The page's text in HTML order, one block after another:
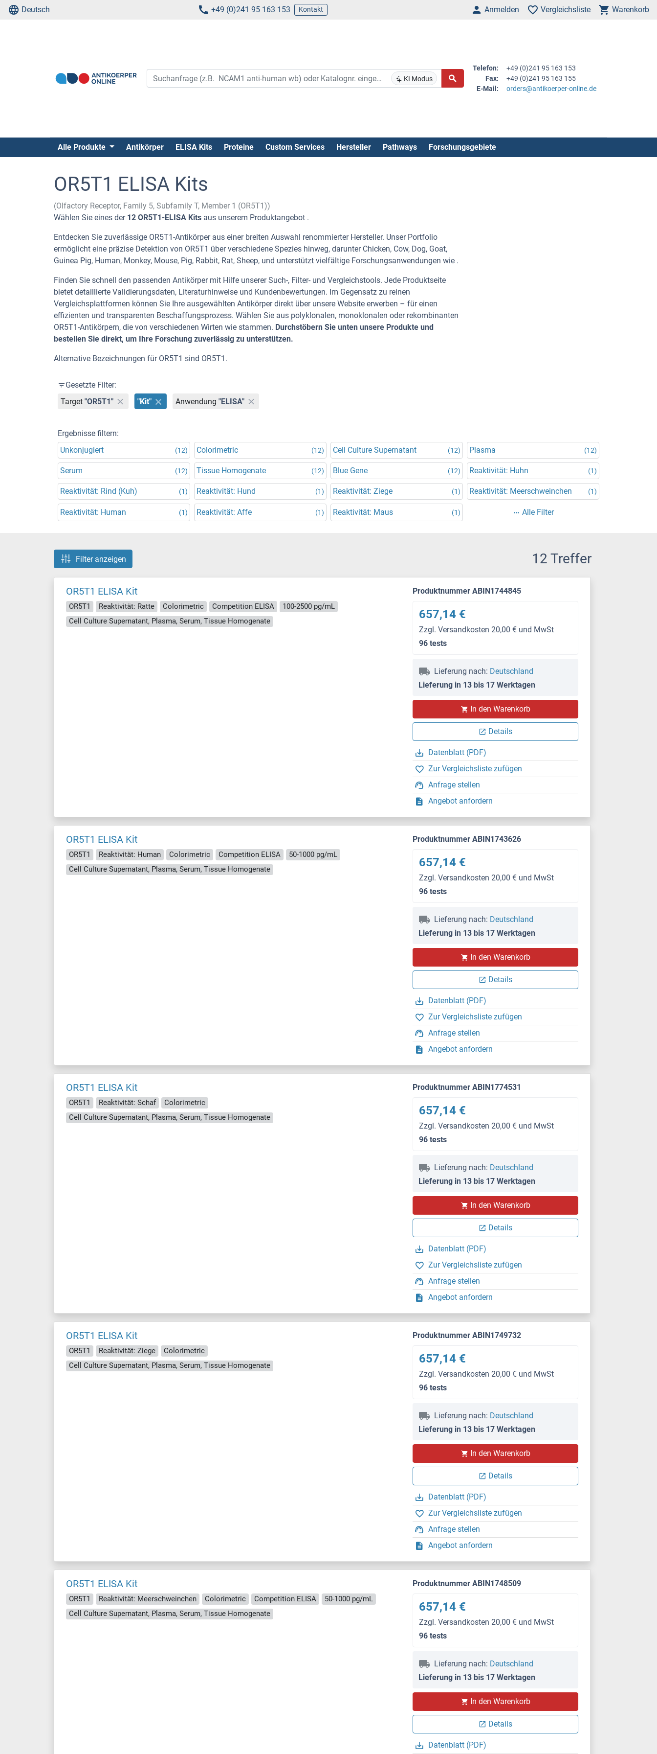
Deutsch +49 (0)241 95 163 153 Kontakt Anmelden Vergleichsliste Warenkorb
KI Modus
Telefon:
+49 (0)241 95 163 153
Fax:
+49 (0)241 95 163 155
E-Mail:
orders@antikoerper-online.de
Alle Produkte Antikörper ELISA Kits Proteine Custom Services Hersteller Pathways Forschungsgebiete
OR5T1 ELISA Kits
(Olfactory Receptor, Family 5, Subfamily T, Member 1 (OR5T1))
Wählen Sie eines der 12 OR5T1-ELISA Kits aus unserem Produktangebot .
Entdecken Sie zuverlässige OR5T1-Antikörper aus einer breiten Auswahl renommierter Hersteller. Unser Portfolio
ermöglicht eine präzise Detektion von OR5T1 über verschiedene Spezies hinweg, darunter Chicken, Cow, Dog, Goat,
Guinea Pig, Human, Monkey, Mouse, Pig, Rabbit, Rat, Sheep, und unterstützt vielfältige Forschungsanwendungen wie .
Finden Sie schnell den passenden Antikörper mit Hilfe unserer Such-, Filter- und Vergleichstools. Jede Produktseite
bietet detaillierte Validierungsdaten, Literaturhinweise und Kundenbewertungen. Im Gegensatz zu reinen
Vergleichsplattformen können Sie Ihre ausgewählten Antikörper direkt über unsere Website erwerben – für einen
effizienten und transparenten Beschaffungsprozess. Wählen Sie aus polyklonalen, monoklonalen oder rekombinanten
OR5T1-Antikörpern, die von verschiedenen Wirten wie stammen. Durchstöbern Sie unten unsere Produkte und
bestellen Sie direkt, um Ihre Forschung zuverlässig zu unterstützen.
Alternative Bezeichnungen für OR5T1 sind OR5T1.
Gesetzte Filter:
Target "OR5T1" "Kit" Anwendung "ELISA"
Ergebnisse filtern:
Unkonjugiert
(12) Colorimetric (12) Cell Culture Supernatant (12) Plasma (12)
Serum (12) Tissue Homogenate (12) Blue Gene (12) Reaktivität: Huhn (1)
Reaktivität: Rind (Kuh) (1) Reaktivität: Hund (1) Reaktivität: Ziege (1) Reaktivität: Meerschweinchen (1)
Reaktivität: Human (1) Reaktivität: Affe (1) Reaktivität: Maus (1) Alle Filter
Filter anzeigen 12 Treffer
OR5T1 ELISA Kit
OR5T1 Reaktivität: Ratte Colorimetric Competition ELISA
100-2500 pg/mL
Cell Culture Supernatant, Plasma, Serum, Tissue Homogenate
Produktnummer ABIN1744845
657,14 €
Zzgl. Versandkosten 20,00 € und MwSt
96 tests
Lieferung nach: Deutschland
Lieferung in 13 bis 17 Werktagen
In den Warenkorb
Details
Datenblatt (PDF)
Zur Vergleichsliste zufügen
Anfrage stellen
Angebot anfordern
OR5T1 ELISA Kit
OR5T1 Reaktivität: Human Colorimetric Competition ELISA
50-1000 pg/mL
Cell Culture Supernatant, Plasma, Serum, Tissue Homogenate
Produktnummer ABIN1743626
657,14 €
Zzgl. Versandkosten 20,00 € und MwSt
96 tests
Lieferung nach: Deutschland
Lieferung in 13 bis 17 Werktagen
In den Warenkorb
Details
Datenblatt (PDF)
Zur Vergleichsliste zufügen
Anfrage stellen
Angebot anfordern
OR5T1 ELISA Kit
OR5T1 Reaktivität: Schaf
Colorimetric
Cell Culture Supernatant, Plasma, Serum, Tissue Homogenate
Produktnummer ABIN1774531
657,14 €
Zzgl. Versandkosten 20,00 € und MwSt
96 tests
Lieferung nach: Deutschland
Lieferung in 13 bis 17 Werktagen
In den Warenkorb
Details
Datenblatt (PDF)
Zur Vergleichsliste zufügen
Anfrage stellen
Angebot anfordern
OR5T1 ELISA Kit
OR5T1 Reaktivität: Ziege
Colorimetric
Cell Culture Supernatant, Plasma, Serum, Tissue Homogenate
Produktnummer ABIN1749732
657,14 €
Zzgl. Versandkosten 20,00 € und MwSt
96 tests
Lieferung nach: Deutschland
Lieferung in 13 bis 17 Werktagen
In den Warenkorb
Details
Datenblatt (PDF)
Zur Vergleichsliste zufügen
Anfrage stellen
Angebot anfordern
OR5T1 ELISA Kit
OR5T1 Reaktivität: Meerschweinchen Colorimetric Competition ELISA
50-1000 pg/mL
Cell Culture Supernatant, Plasma, Serum, Tissue Homogenate
Produktnummer ABIN1748509
657,14 €
Zzgl. Versandkosten 20,00 € und MwSt
96 tests
Lieferung nach: Deutschland
Lieferung in 13 bis 17 Werktagen
In den Warenkorb
Details
Datenblatt (PDF)